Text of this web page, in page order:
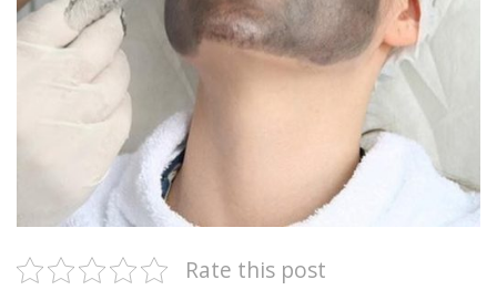
Rate this post